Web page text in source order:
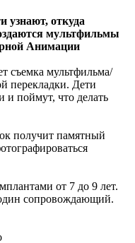
узнают, откуда
мультфильмы
Анимации
съемка мультфильма/
перекладки. Дети
и поймут, что делать
получит памятный
от 7 до 9 лет.
сопровождающий.